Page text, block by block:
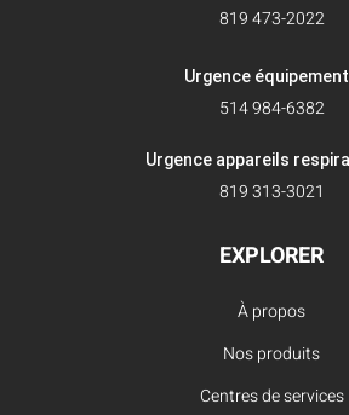
819 473-2022
Urgence
514 984-6382
Urgence appareils
819 313-3021
EXPLORER
À propos
Nos produits
Centres de services